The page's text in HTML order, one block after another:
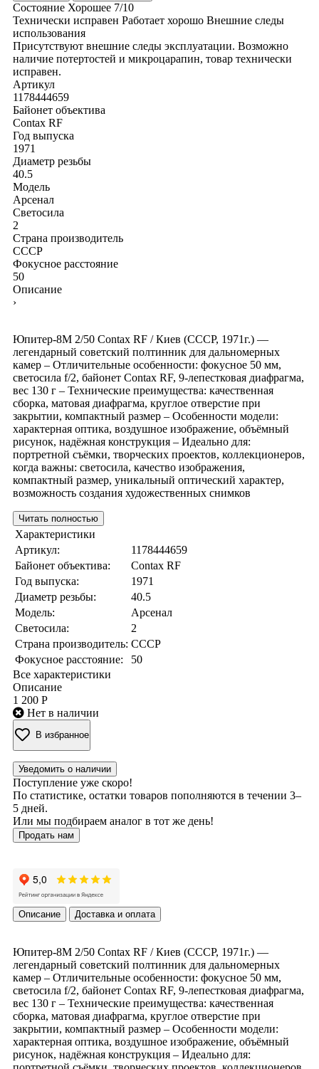
Состояние Хорошее 7/10
Технически исправен Работает хорошо Внешние следы
использования
Присутствуют внешние следы эксплуатации. Возможно
наличие потертостей и микроцарапин, товар технически
исправен.
Артикул
1178444659
Байонет объектива
Contax RF
Год выпуска
1971
Диаметр резьбы
40.5
Модель
Арсенал
Светосила
2
Страна производитель
СССР
Фокусное расстояние
50
Описание
›
Юпитер-8М 2/50 Contax RF / Киев (СССР, 1971г.) —
легендарный советский полтинник для дальномерных
камер – Отличительные особенности: фокусное 50 мм,
светосила f/2, байонет Contax RF, 9-лепестковая диафрагма,
вес 130 г – Технические преимущества: качественная
сборка, матовая диафрагма, круглое отверстие при
закрытии, компактный размер – Особенности модели:
характерная оптика, воздушное изображение, объёмный
рисунок, надёжная конструкция – Идеально для:
портретной съёмки, творческих проектов, коллекционеров,
когда важны: светосила, качество изображения,
компактный размер, уникальный оптический характер,
возможность создания художественных снимков
Читать полностью
Характеристики
Артикул:
1178444659
Байонет объектива:
Contax RF
Год выпуска:
1971
Диаметр резьбы:
40.5
Модель:
Арсенал
Светосила:
2
Страна производитель: СССР
Фокусное расстояние:
50
Все характеристики
Описание
1 200 Р
Нет в наличии
В избранное
Уведомить о наличии
Поступление уже скоро!
По статистике, остатки товаров пополняются в течении 3–
5 дней.
Или мы подбираем аналог в тот же день!
Продать нам
Описание Доставка и оплата
Юпитер-8М 2/50 Contax RF / Киев (СССР, 1971г.) —
легендарный советский полтинник для дальномерных
камер – Отличительные особенности: фокусное 50 мм,
светосила f/2, байонет Contax RF, 9-лепестковая диафрагма,
вес 130 г – Технические преимущества: качественная
сборка, матовая диафрагма, круглое отверстие при
закрытии, компактный размер – Особенности модели:
характерная оптика, воздушное изображение, объёмный
рисунок, надёжная конструкция – Идеально для: